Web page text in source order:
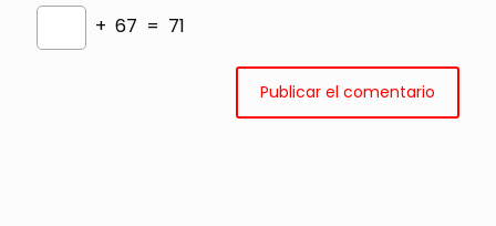
+ 67 = 71